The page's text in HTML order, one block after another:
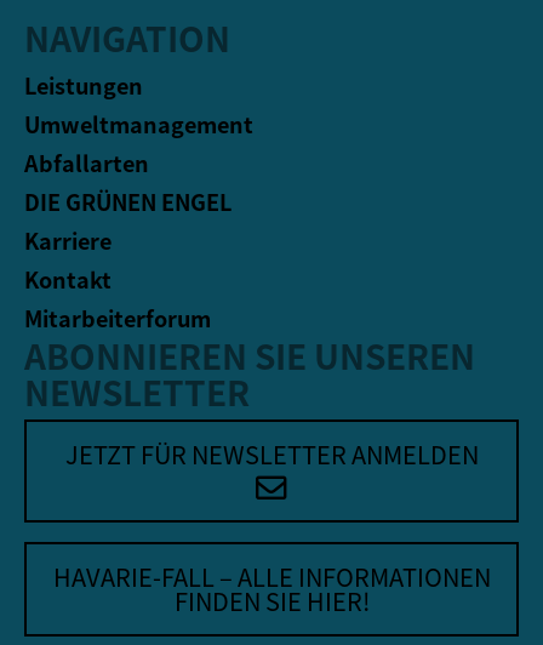
NAVIGATION
Leistungen
Umweltmanagement
Abfallarten
DIE GRÜNEN ENGEL
Karriere
Kontakt
Mitarbeiterforum
ABONNIEREN SIE UNSEREN
NEWSLETTER
JETZT FÜR NEWSLETTER ANMELDEN
HAVARIE-FALL – ALLE INFORMATIONEN
FINDEN SIE HIER!